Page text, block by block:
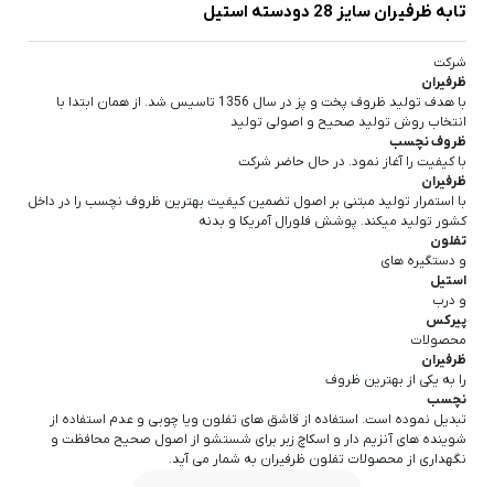
تابه ظرفیران سایز 28 دودسته استیل
شرکت
ظرفیران
با هدف تولید ظروف پخت و پز در سال 1356 تاسیس شد. از همان ابتدا با
انتخاب روش تولید صحیح و اصولی تولید
ظروف نچسب
با کیفیت را آغاز نمود. در حال حاضر شرکت
ظرفیران
با استمرار تولید مبتنی بر اصول تضمین کیفیت بهترین ظروف نچسب را در داخل
کشور تولید میکند. پوشش فلورال آمریکا و بدنه
تفلون
و دستگیره های
استیل
و درب
پیرکس
محصولات
ظرفیران
را به یکی از بهترین ظروف
نچسب
تبدیل نموده است. استفاده از قاشق های تفلون ویا چوبی و عدم استفاده از
شوینده های آنزیم دار و اسکاچ زبر برای شستشو از اصول صحیح محافظت و
نگهداری از محصولات تفلون ظرفیران به شمار می آید.